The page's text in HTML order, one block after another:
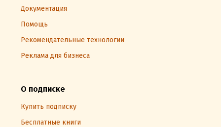
Документация
Помощь
Рекомендательные технологии
Реклама для бизнеса
О подписке
Купить подписку
Бесплатные книги